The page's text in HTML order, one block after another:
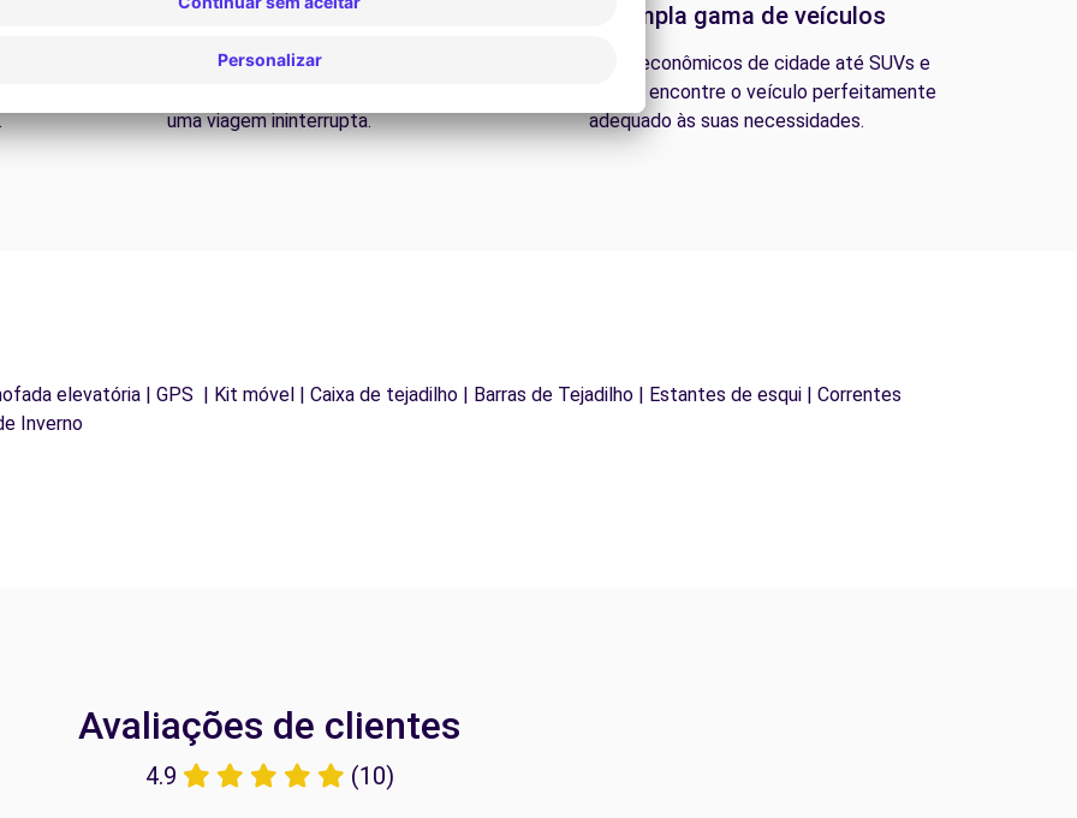
Assistência 24/7
Problemas na estrada? O nosso serviço de apoio
uma viagem ininterrupta.
Uma ampla gama de veículos
Desde carros econômicos de cidade até SUVs e
vans familiares, encontre o veículo perfeitamente
adequado às suas necessidades.
elevatória | GPS | Kit móvel | Caixa de tejadilho | Barras de Tejadilho | Estantes de esqui | Correntes
Inverno
Avaliações de clientes
4.9 (10)